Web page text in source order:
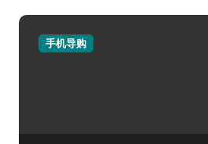
手机导购